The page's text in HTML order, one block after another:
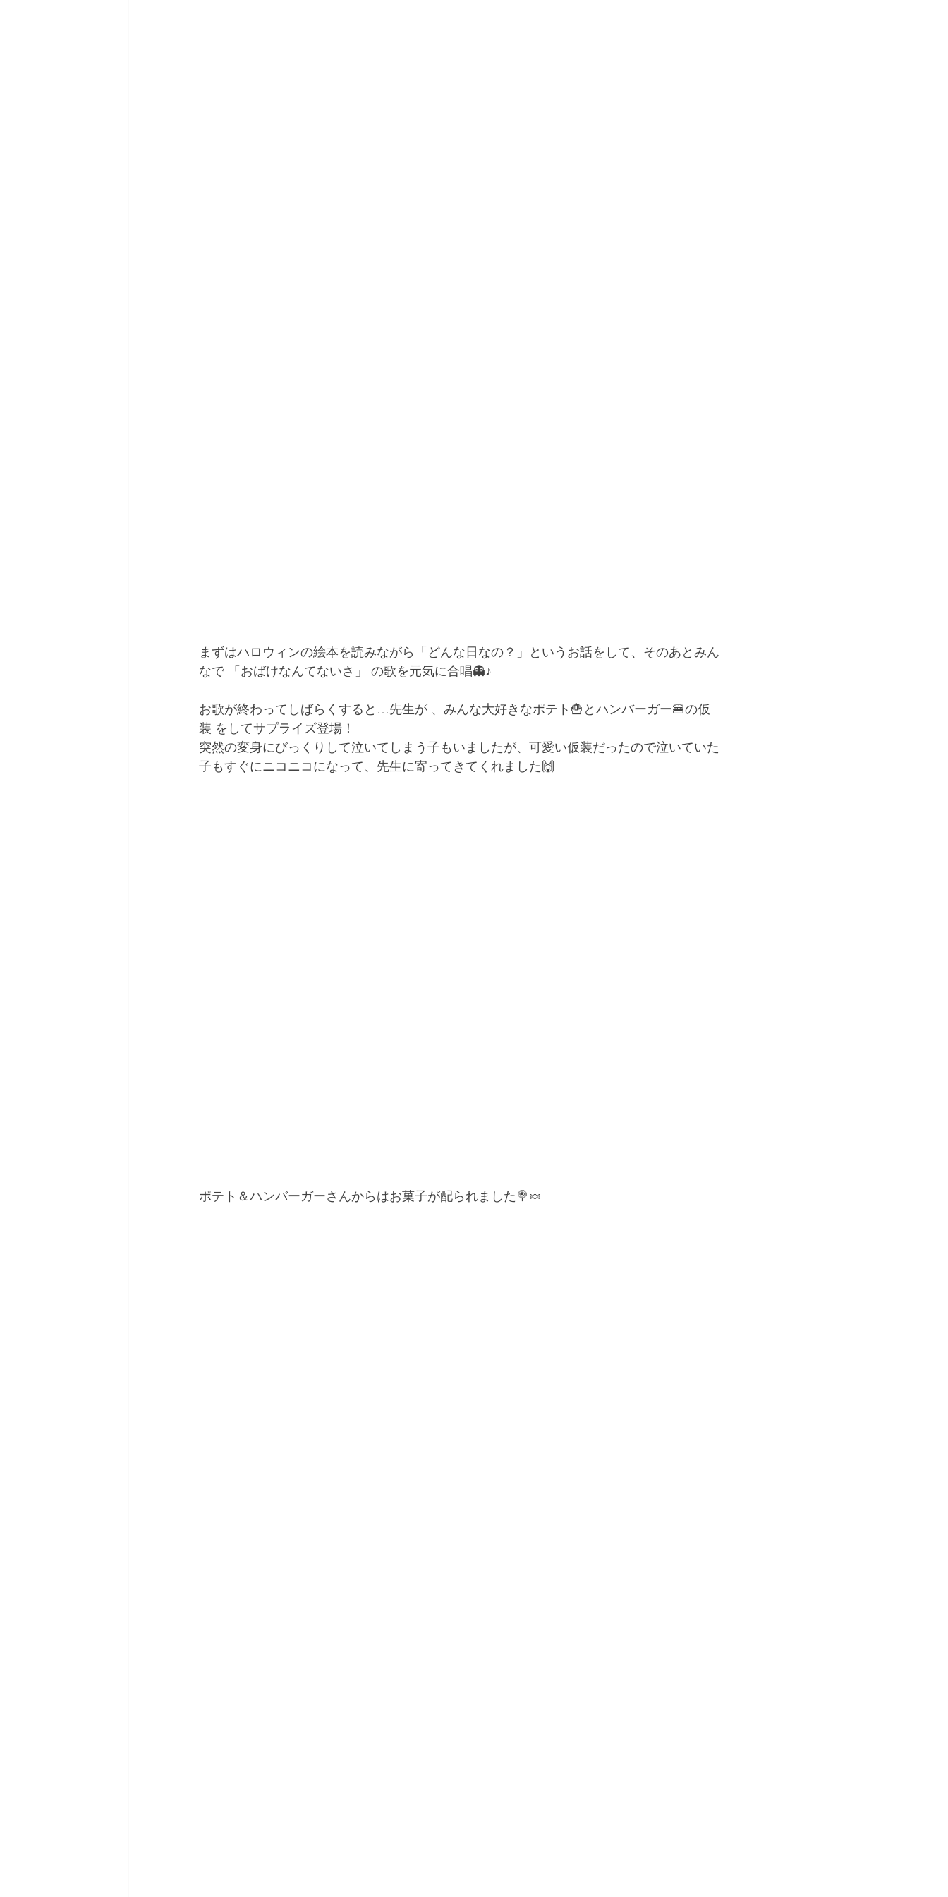
まずはハロウィンの絵本を読みながら「どんな日なの？」というお話をして、そのあとみん
なで 「おばけなんてないさ」 の歌を元気に合唱👻♪
お歌が終わってしばらくすると…先生が 、みんな大好きなポテト🍟とハンバーガー🍔の仮
装 をしてサプライズ登場！
突然の変身にびっくりして泣いてしまう子もいましたが、可愛い仮装だったので泣いていた
子もすぐにニコニコになって、先生に寄ってきてくれました🙌
ポテト＆ハンバーガーさんからはお菓子が配られました🍭🍬